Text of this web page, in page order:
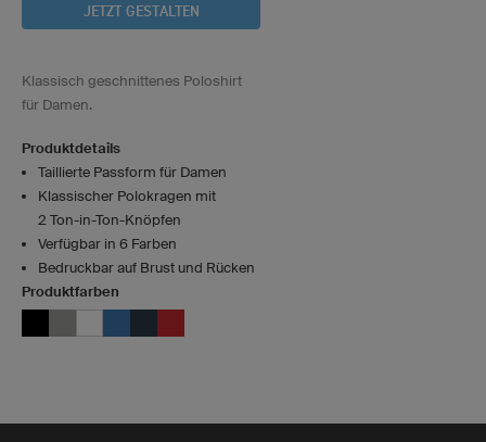
JETZT GESTALTEN
Klassisch geschnittenes Poloshirt
für Damen.
Produktdetails
Taillierte Passform für Damen
Klassischer Polokragen mit
2 Ton-in-Ton-Knöpfen
Verfügbar in 6 Farben
Bedruckbar auf Brust und Rücken
Produktfarben